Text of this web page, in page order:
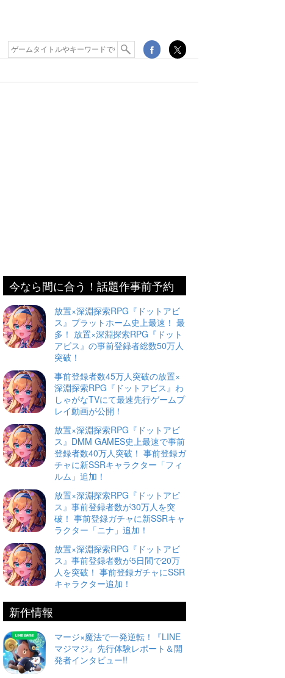
今なら間に合う！話題作事前予約
放置×深淵探索RPG『ドットアビ
ス』プラットホーム史上最速！ 最
多！ 放置×深淵探索RPG『ドット
アビス』の事前登録者総数50万人
突破！
事前登録者数45万人突破の放置×
深淵探索RPG『ドットアビス』わ
しゃがなTVにて最速先行ゲームプ
レイ動画が公開！
放置×深淵探索RPG『ドットアビ
ス』DMM GAMES史上最速で事前
登録者数40万人突破！ 事前登録ガ
チャに新SSRキャラクター「フィ
ルム」追加！
放置×深淵探索RPG『ドットアビ
ス』事前登録者数が30万人を突
破！ 事前登録ガチャに新SSRキャ
ラクター「ニナ」追加！
放置×深淵探索RPG『ドットアビ
ス』事前登録者数が5日間で20万
人を突破！ 事前登録ガチャにSSR
キャラクター追加！
新作情報
マージ×魔法で一発逆転！『LINE
マジマジ』先行体験レポート＆開
発者インタビュー!!